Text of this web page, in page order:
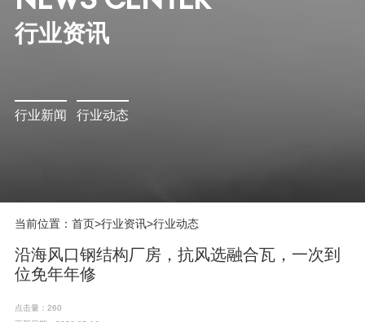
行业资讯
行业新闻 行业动态
当前位置： 首页 >行业资讯>行业动态
沿海风口钢结构厂房，抗风选融合瓦，一次到
位免年年修
点击量：260